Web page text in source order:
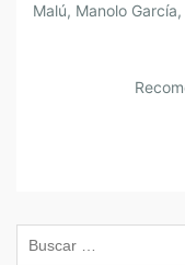
Malú, Manolo